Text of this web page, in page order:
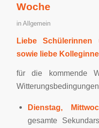
Woche
in Allgemein
Liebe
sowie liebe
für die kommende
Dienstag,
gesamte